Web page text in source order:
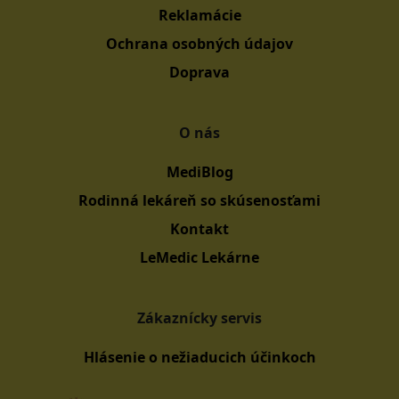
Reklamácie
Ochrana osobných údajov
Doprava
O nás
MediBlog
Rodinná lekáreň so skúsenosťami
Kontakt
LeMedic Lekárne
Zákaznícky servis
Hlásenie o nežiaducich účinkoch